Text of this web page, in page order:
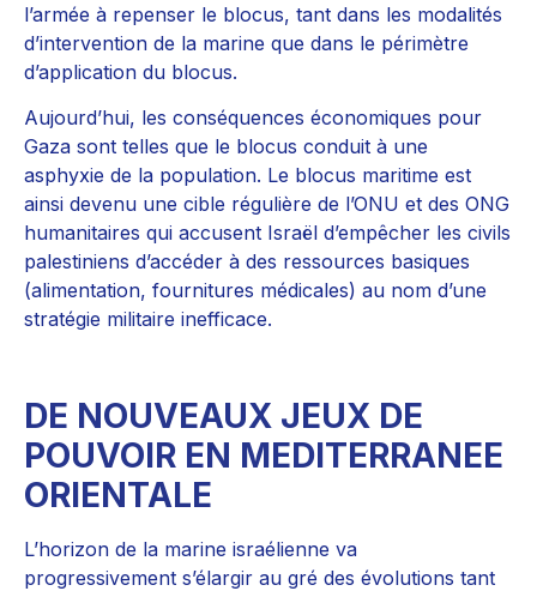
l’armée à repenser le blocus, tant dans les modalités
d’intervention de la marine que dans le périmètre
d’application du blocus.
Aujourd’hui, les conséquences économiques pour
Gaza sont telles que le blocus conduit à une
asphyxie de la population. Le blocus maritime est
ainsi devenu une cible régulière de l’ONU et des ONG
humanitaires qui accusent Israël d’empêcher les civils
palestiniens d’accéder à des ressources basiques
(alimentation, fournitures médicales) au nom d’une
stratégie militaire inefficace.
DE NOUVEAUX JEUX DE
POUVOIR EN MEDITERRANEE
ORIENTALE
L’horizon de la marine israélienne va
progressivement s’élargir au gré des évolutions tant